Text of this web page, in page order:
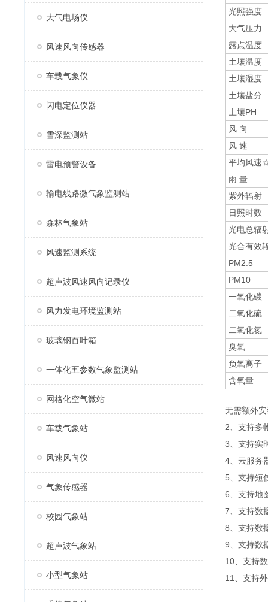
大气电场仪
风速风向传感器
车载气象仪
闪电定位仪器
雪深监测站
雷电预警设备
输电线路微气象监测站
森林气象站
风速监测系统
超声波风速风向记录仪
风力发电环境监测站
玻璃钢百叶箱
一体化五参数气象监测站
网格化空气微站
车载气象站
风速风向仪
气象传感器
校园气象站
超声波气象站
小型气象站
光照强度
大气压力
露点温度
土壤温度
土壤湿度
土壤盐分
土壤PH
风 向
风 速
平均风速
雨 量
紫外辐射
日照时数
光电总辐
光合有效
PM2.5
PM10
一氧化碳
二氧化硫
二氧化氮
臭氧
负氧离子
含氧量
无需额外
2、支持多
3、支持实
4、云服务
5、支持短
6、支持地
7、支持数
8、支持数
9、支持数
10、支持
11、支持